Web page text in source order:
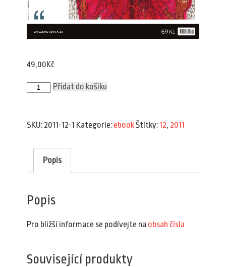
49,00Kč
Plav
12/2011
Přidat do košíku
SKU: 2011-12-1 Kategorie: ebookŠtítky:12, 2011
Popis
Popis
Pro bližší informace se podívejte na obsah čísla
Související produkty